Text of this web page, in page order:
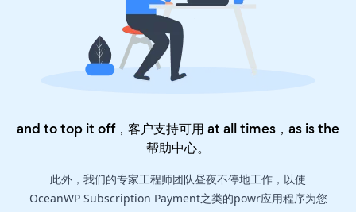
and to top it off，客户支持可用 at all times，as is the
帮助中心。
此外，我们的专家工程师团队昼夜不停地工作，以使
OceanWP Subscription Payment之类的powr应用程序为您